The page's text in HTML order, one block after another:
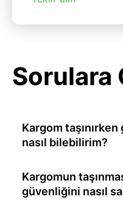
Sorulara
Kargom
nasıl bilebilirim?
Kargomun
güvenliğini nasıl